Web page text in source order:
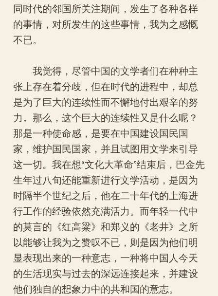
同时代的邻国所关注期间，发生了各种各样
的事情，对所发生的这些事情，我为之感慨
不已。
我觉得，尽管中国的文学者们在种种主
张上存在着分歧，但在时代的进程中，却总
是为了巨大的连续性而不懈地付出艰辛的努
力。那么，这个巨大的连续性又是什么呢？
那是一种使命感，是要在中国建设国民国
家，维护国民国家，并且试图用文学来引导
这一切。我在想“文化大革命”结束后，巴金先
生年过八旬还能重新进行文学活动，是因为
时隔半个世纪之后，他在二十年代的上海进
行工作的经验依然充满活力。而年轻一代中
的莫言的《红高粱》和郑义的《老井》之所
以能够让我为之赞叹不已，则是因为他们明
显表现出来的一种意志，一种将中国人今天
的生活现实与过去的深远连接起来，并建设
他们独自的想象力中的共和国的意志。